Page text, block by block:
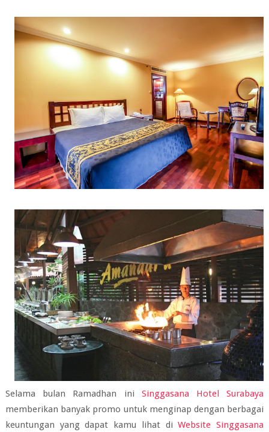
Selama bulan Ramadhan ini Singgasana Hotel Surabaya
memberikan banyak promo untuk menginap dengan berbagai
keuntungan yang dapat kamu lihat diWebsite Singgasana